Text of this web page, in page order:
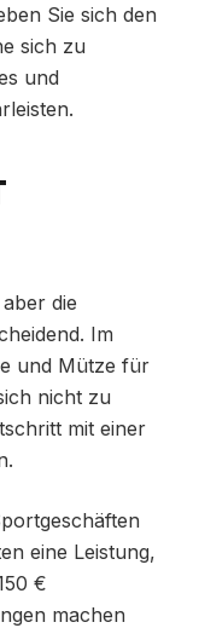
Sie sich den
sich zu
und
die
Im
und Mütze für
nicht zu
mit einer
eine Leistung,
€
machen